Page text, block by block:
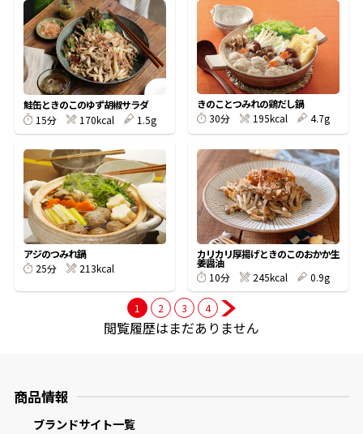
商品情報一覧
新鮮一番
氷熟®︎
だしパック
鮭缶ときのこのゆず胡椒サラダ
15分
170kcal 1.5g
きのことつみれの鶏だし鍋
30分
195kcal 4.7g
アジのつみれ鍋
25分
213kcal
カリカリ厚揚げときのこのおかか生
姜醤油
10分
245kcal 0.9g
1 2 3 4
閲覧履歴はまだありません
商品情報
ブランドサイト一覧